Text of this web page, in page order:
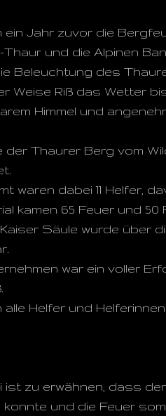
ein Jahr zuvor die
und die Alpinen
Beleuchtung des
Weise Riß das Wetter
Himmel und
der Thaurer Berg vom
waren dabei 11 Helfer,
kamen 65 Feuer und 50
Säule wurde über
war ein voller
alle Helfer und Helferinnen.
ist zu erwähnen, dass
konnte und die Feuer